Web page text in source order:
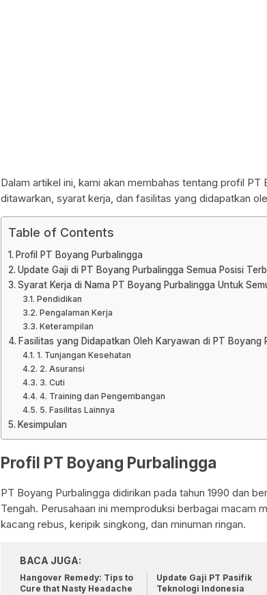
Dalam artikel ini, kami akan membahas tentang profil PT
ditawarkan, syarat kerja, dan fasilitas yang didapatkan
Table of Contents
Profil PT Boyang Purbalingga
Update Gaji di PT Boyang Purbalingga Semua Posisi
Syarat Kerja di Nama PT Boyang Purbalingga Untuk
Pendidikan
Pengalaman Kerja
Keterampilan
Fasilitas yang Didapatkan Oleh Karyawan di PT Boyang
1. Tunjangan Kesehatan
2. Asuransi
3. Cuti
4. Training dan Pengembangan
5. Fasilitas Lainnya
Kesimpulan
Profil PT Boyang Purbalingga
PT Boyang Purbalingga didirikan pada tahun 1990 dan
Tengah. Perusahaan ini memproduksi berbagai macam
kacang rebus, keripik singkong, dan minuman ringan.
BACA JUGA:
Hangover Remedy: Tips to
Cure that Nasty Headache
Update Gaji PT Pasifik
Teknologi Indonesia